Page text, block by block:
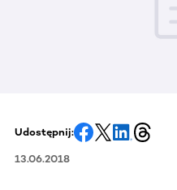
Udostępnij:
13.06.2018